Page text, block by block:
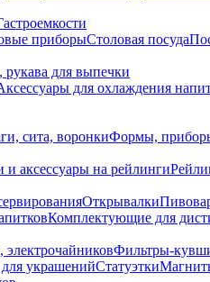
приборыСтоловая посуда
рукава для выпечки
для охлаждения
сита, воронкиФормы,
и аксессуары на рейлинги
Открывалки
Комплектующие для
электрочайниковФильтры-
украшенийСтатуэтки